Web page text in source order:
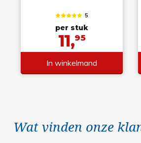
5
per stuk
11,95
In winkelmand
Wat vinden onze